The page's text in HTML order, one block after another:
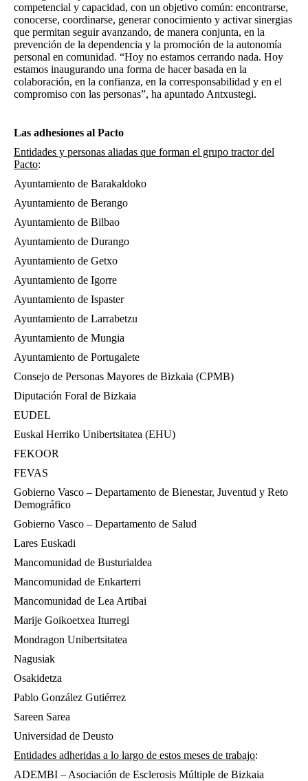
competencial y capacidad, con un objetivo común: encontrarse,
conocerse, coordinarse, generar conocimiento y activar sinergias
que permitan seguir avanzando, de manera conjunta, en la
prevención de la dependencia y la promoción de la autonomía
personal en comunidad. “Hoy no estamos cerrando nada. Hoy
estamos inaugurando una forma de hacer basada en la
colaboración, en la confianza, en la corresponsabilidad y en el
compromiso con las personas”, ha apuntado Antxustegi.
Las adhesiones al Pacto
Entidades y personas aliadas que forman el grupo tractor del
Pacto:
Ayuntamiento de Barakaldoko
Ayuntamiento de Berango
Ayuntamiento de Bilbao
Ayuntamiento de Durango
Ayuntamiento de Getxo
Ayuntamiento de Igorre
Ayuntamiento de Ispaster
Ayuntamiento de Larrabetzu
Ayuntamiento de Mungia
Ayuntamiento de Portugalete
Consejo de Personas Mayores de Bizkaia (CPMB)
Diputación Foral de Bizkaia
EUDEL
Euskal Herriko Unibertsitatea (EHU)
FEKOOR
FEVAS
Gobierno Vasco – Departamento de Bienestar, Juventud y Reto
Demográfico
Gobierno Vasco – Departamento de Salud
Lares Euskadi
Mancomunidad de Busturialdea
Mancomunidad de Enkarterri
Mancomunidad de Lea Artibai
Marije Goikoetxea Iturregi
Mondragon Unibertsitatea
Nagusiak
Osakidetza
Pablo González Gutiérrez
Sareen Sarea
Universidad de Deusto
Entidades adheridas a lo largo de estos meses de trabajo:
ADEMBI – Asociación de Esclerosis Múltiple de Bizkaia